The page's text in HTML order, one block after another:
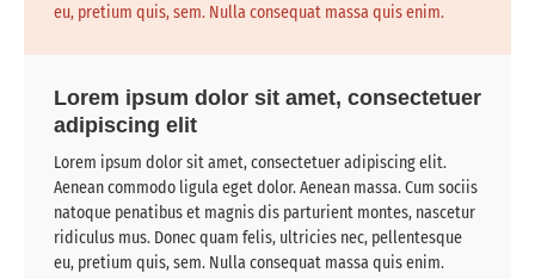
eu, pretium quis, sem. Nulla consequat massa quis enim.
Lorem ipsum dolor sit amet, consectetuer
adipiscing elit
Lorem ipsum dolor sit amet, consectetuer adipiscing elit.
Aenean commodo ligula eget dolor. Aenean massa. Cum sociis
natoque penatibus et magnis dis parturient montes, nascetur
ridiculus mus. Donec quam felis, ultricies nec, pellentesque
eu, pretium quis, sem. Nulla consequat massa quis enim.